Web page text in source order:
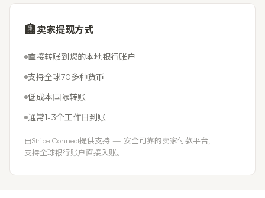
🏦卖家提现方式
直接转账到您的本地银行账户
支持全球70多种货币
低成本国际转账
通常1-3个工作日到账
由Stripe Connect提供支持 — 安全可靠的卖家付款平台，
支持全球银行账户直接入账。